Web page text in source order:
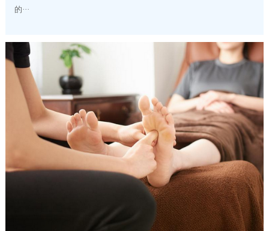
的···